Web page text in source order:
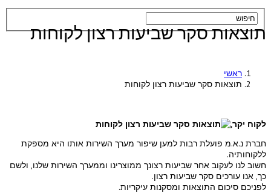
תוצאות סקר שביעות רצון לקוחות
ראשי
תוצאות סקר שביעות רצון לקוחות
לקוח יקר,
חברת נ.א.מ פועלת רבות למען שיפור מערך השירות אותו היא מספקת
ללקוחותיה.
חשוב לנו לעקוב אחר שביעות רצונך ממוצרינו וממערך השירות שלנו, ולשם
כך, אנו עורכים סקר שביעות רצון.
לפניכם סיכום התוצאות ומסקנות עיקריות.